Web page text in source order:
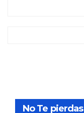
No Te pierdas